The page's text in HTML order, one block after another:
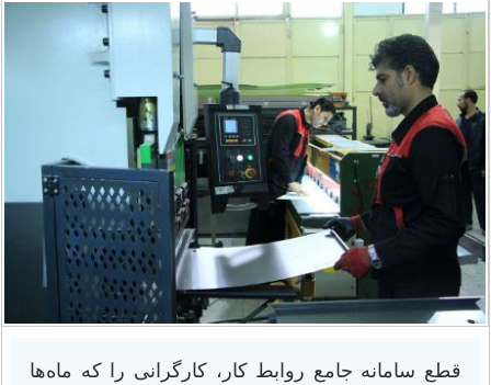
قطع سامانه جامع روابط کار، کارگرانی را که ماه‌ها